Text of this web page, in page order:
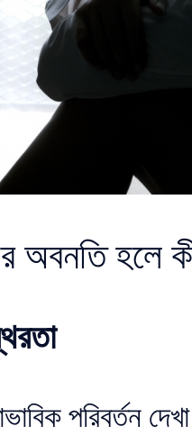
অবনতি হলে
পরিবর্তন